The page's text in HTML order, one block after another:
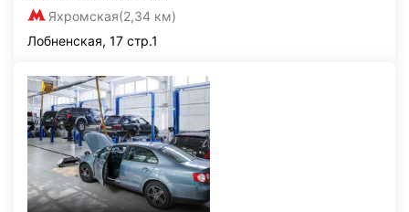
Яхромская(2,34 км)
Лобненская, 17 стр.1